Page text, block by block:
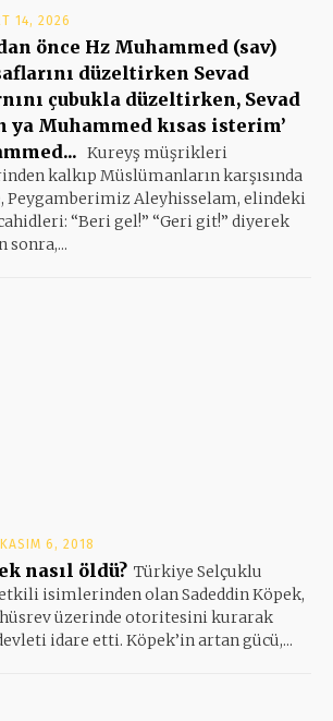
14, 2026
önce Hz Muhammed (sav)
düzeltirken Sevad
çubukla düzeltirken, Sevad
ya Muhammed kısas isterim’
Kureyş müşrikleri
kalkıp Müslümanların karşısında
Peygamberimiz Aleyhisselam, elindeki
“Beri gel!” “Geri git!” diyerek
sonra,...
KASIM 6, 2018
nasıl öldü? Türkiye Selçuklu
isimlerinden olan Sadeddin Köpek,
üzerinde otoritesini kurarak
idare etti. Köpek’in artan gücü,...